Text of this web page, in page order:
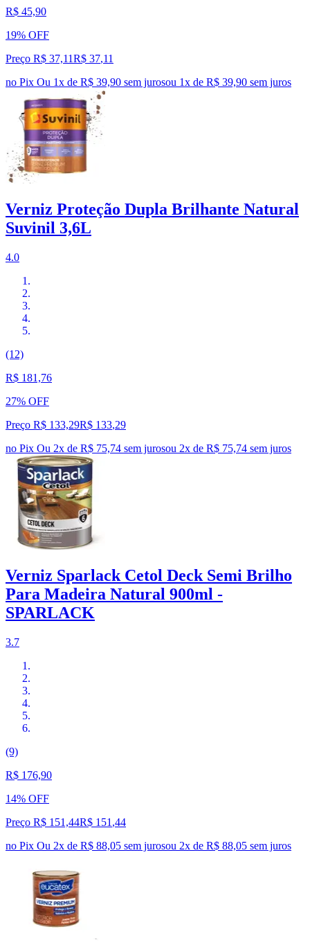
R$ 45,90
19% OFF
Preço R$ 37,11R$ 37,11
no Pix Ou 1x de R$ 39,90 sem jurosou 1x de R$ 39,90 sem juros
Verniz Proteção Dupla Brilhante Natural
Suvinil 3,6L
4.0
(12)
R$ 181,76
27% OFF
Preço R$ 133,29R$ 133,29
no Pix Ou 2x de R$ 75,74 sem jurosou 2x de R$ 75,74 sem juros
Verniz Sparlack Cetol Deck Semi Brilho
Para Madeira Natural 900ml -
SPARLACK
3.7
(9)
R$ 176,90
14% OFF
Preço R$ 151,44R$ 151 ,44
no Pix Ou 2x de R$ 88,05 sem jurosou 2x de R$ 88,05 sem juros